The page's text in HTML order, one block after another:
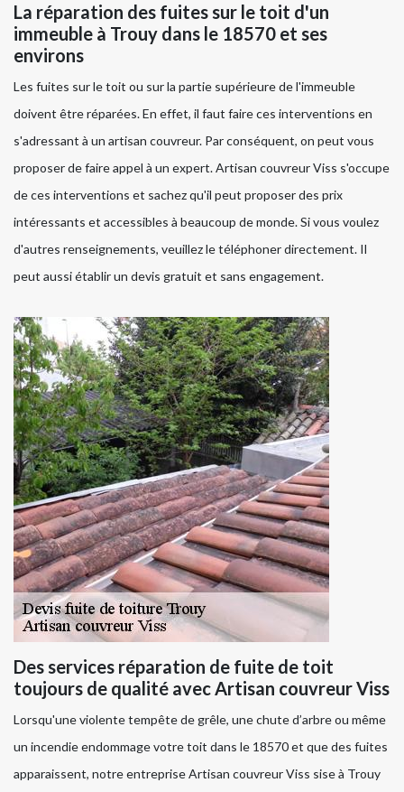
La réparation des fuites sur le toit d'un
immeuble à Trouy dans le 18570 et ses
environs
Les fuites sur le toit ou sur la partie supérieure de l'immeuble
doivent être réparées. En effet, il faut faire ces interventions en
s'adressant à un artisan couvreur. Par conséquent, on peut vous
proposer de faire appel à un expert. Artisan couvreur Viss s'occupe
de ces interventions et sachez qu'il peut proposer des prix
intéressants et accessibles à beaucoup de monde. Si vous voulez
d'autres renseignements, veuillez le téléphoner directement. Il
peut aussi établir un devis gratuit et sans engagement.
Des services réparation de fuite de toit
toujours de qualité avec Artisan couvreur Viss
Lorsqu'une violente tempête de grêle, une chute d’arbre ou même
un incendie endommage votre toit dans le 18570 et que des fuites
apparaissent, notre entreprise Artisan couvreur Viss sise à Trouy